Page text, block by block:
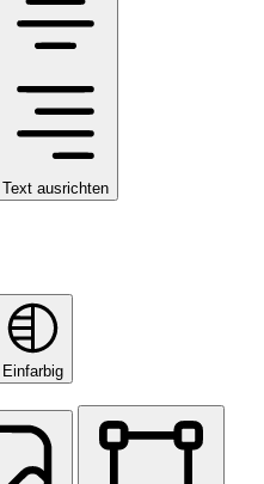
Text ausrichten
Einfarbig